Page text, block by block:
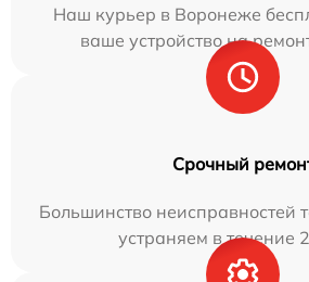
Наш курьер в Воронеже
ваше устройство на
Срочный
Большинство неисправностей
устраняем в течение